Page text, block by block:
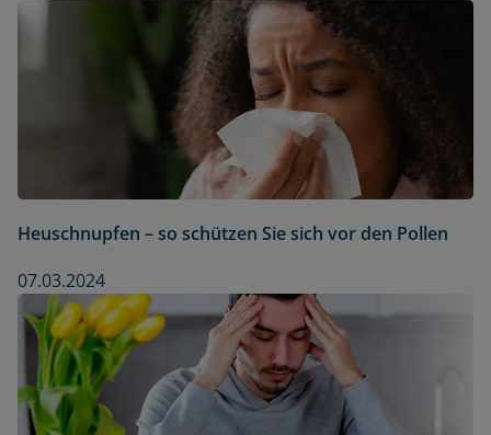
Heuschnupfen – so schützen Sie sich vor den Pollen
07.03.2024